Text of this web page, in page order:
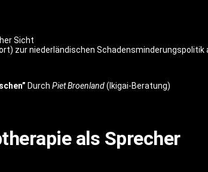
Sicht
zur niederländischen
Durch Piet Broenland(Ikigai-Beratung)
als Sprecher